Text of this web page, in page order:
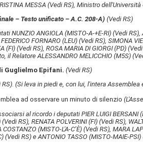
MESSA(Vedi RS) , Ministro
– Testo unificato – A.C. 208-A​) (Vedi RS)
NUNZIO ANGIOLA (MISTO-A-+E-RI)(Vedi RS),
FEDERICO FORNARO (LEU)(Vedi RS), SIMONA
(FI)(Vedi RS), ROSA MARIA DI GIORGI (PD)
il Relatore ALESSANDRO MELICCHIO (M5S)
Guglielmo Epifani. (Vedi RS)
RS).(Si leva in piedi e, con lui, l'intera Assemblea
ad osservare un minuto di silenzio
al ricordo i deputati PIER LUIGI BERSANI
(Vedi RS) , RENATA POLVERINI (FI)(Vedi RS) ,
COSTANZO (MISTO-L'A-C’È)(Vedi RS) , MARA
(Vedi RS) e ANTONIO TASSO (MISTO-MAIE-PSI)